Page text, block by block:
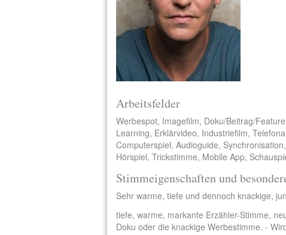
Arbeitsfelder
Werbespot, Imagefilm, Doku/Beitrag/
Learning, Erklärvideo, Industriefilm,
Computerspiel, Audioguide,
Hörspiel, Trickstimme, Mobile App,
Stimmeigenschaften und
Sehr warme, tiefe und dennoch knackige,
tiefe, warme, markante Erzähler-Stimme,
Doku oder die knackige Werbestimme. -